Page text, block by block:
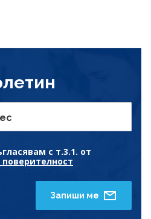
с т.3.1. от
Запиши ме